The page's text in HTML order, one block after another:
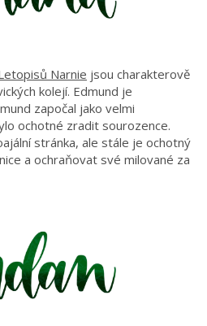
Narnie jsou charakterově
kolejí. Edmund je
započal jako velmi
ochotné zradit sourozence.
stránka, ale stále je ochotný
a ochraňovat své milované za